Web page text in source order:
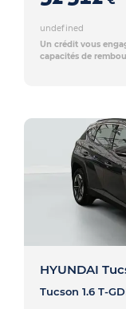
undefined
Un crédit vous
capacités de
HYUNDAI